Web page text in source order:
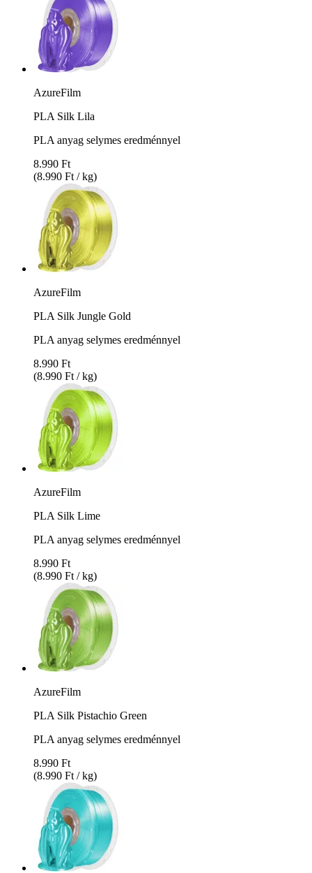
AzureFilm
PLA Silk Lila
PLA anyag selymes eredménnyel
8.990 Ft
(8.990 Ft / kg)
AzureFilm
PLA Silk Jungle Gold
PLA anyag selymes eredménnyel
8.990 Ft
(8.990 Ft / kg)
AzureFilm
PLA Silk Lime
PLA anyag selymes eredménnyel
8.990 Ft
(8.990 Ft / kg)
AzureFilm
PLA Silk Pistachio Green
PLA anyag selymes eredménnyel
8.990 Ft
(8.990 Ft / kg)